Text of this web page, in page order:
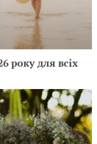
року для всіх